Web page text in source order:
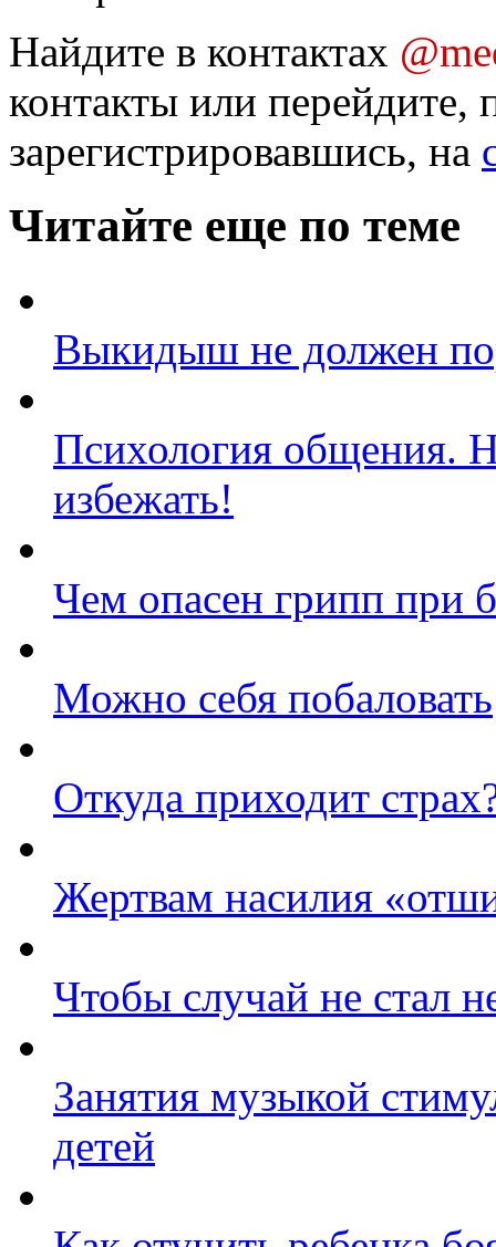
Найдите в контактах
контакты или перейдите,
зарегистрировавшись, на
Читайте еще по теме
Выкидыш не должен
Психология общения.
избежать!
Чем опасен грипп при
Можно себя побаловать
Откуда приходит
Жертвам насилия
Чтобы случай не стал
Занятия музыкой
детей